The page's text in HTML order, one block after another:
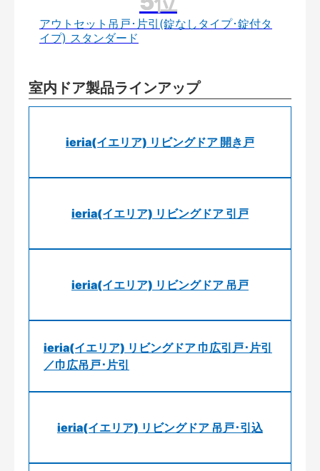
アウトセット吊戸･片引(錠なしタイプ･錠付タ
イプ) スタンダード
室内ドア製品ラインアップ
ieria(イエリア) リビングドア 開き戸
ieria(イエリア) リビングドア 引戸
ieria(イエリア) リビングドア 吊戸
ieria(イエリア) リビングドア 巾広引戸･片引
／巾広吊戸･片引
ieria(イエリア) リビングドア 吊戸･引込